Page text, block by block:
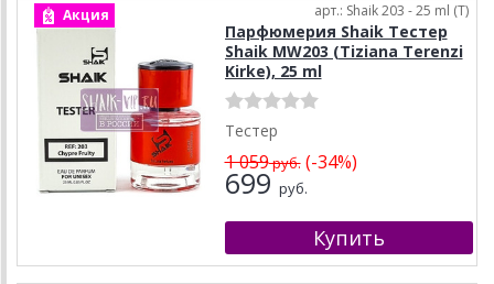
Акция арт.: Shaik 203 - 25 ml (T)
Парфюмерия Shaik Тестер
Shaik MW203 (Tiziana Terenzi
Kirke), 25 ml
Тестер
1 059руб.(-34%)
699 руб.